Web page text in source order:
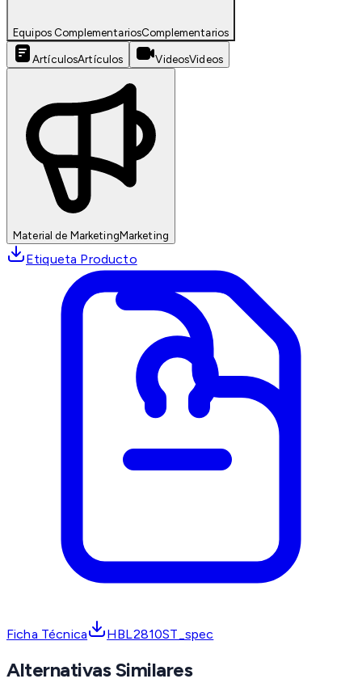
Equipos ComplementariosComplementarios
ArtículosArtículos VideosVideos
Material de MarketingMarketing
Etiqueta Producto
Ficha Técnica HBL2810ST_spec
Alternativas Similares